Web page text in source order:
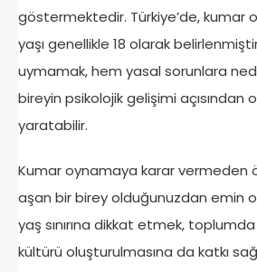
göstermektedir. Türkiye’de, kumar
yaşı genellikle 18 olarak belirlenmiştir.
uymamak, hem yasal sorunlara
bireyin psikolojik gelişimi açısından
yaratabilir.
Kumar oynamaya karar vermeden
aşan bir birey olduğunuzdan emin
yaş sınırına dikkat etmek,
kültürü oluşturulmasına da katkı